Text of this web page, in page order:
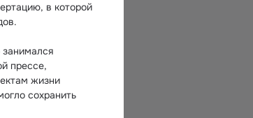
в которой
прессе,
жизни
сохранить